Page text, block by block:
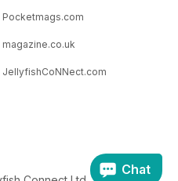
Pocketmags.com
magazine.co.uk
JellyfishCoNNect.com
Chat